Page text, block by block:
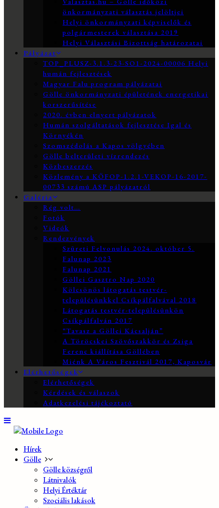
önkormányzati választás jelöltjei
Helyi önkormányzati képviselők és
polgármesterek választása 2019
Helyi Választási Bizottság határozatai
Pályázat
TOP_PLUSZ-3.1.3-23-SO1-2024-00006 Helyi
humán fejlesztések
Magyar Falu program pályázatai
Gölle önkormányzati épületének energetikai
korszerűsítése
2020. évben elnyert pályázatok
Humán szolgáltatások fejlesztése Igal és
Környékén
Szomszédolás a Kapos völgyében
Gölle belterületi vízrendezés
Közbeszerzés
Közlemény a KÖFOP-1.2.1-VEKOP-16-2017-
00733 számú ASP pályázatról
Galéria
Rég volt…
Fotók
Videók
Rendezvények
Szüreti Felvonulás 2024. október 5.
Falunap 2023
Falunap 2021
Göllei Gasztro Nap 2020
Kölcsönös látogatás testvér-
településünkkel Csíkpálfalvával 2018
Látogatás testvér-településünkön
Csíkpálfalván 2017
“Tavasz a Göllei Kácsalján”
A Töröcskei Szövőszakkör és Zsiga
Ferenc kiállítása Göllében
Miénk A Város Fesztivál 2017, Kaposvár
Elérhetőségek
Elérhetőségek
Kérdések és válaszok
Adatkezelési tájékoztató
Hírek
Gölle
Gölle községről
Látnivalók
Helyi Értéktár
Szociális lakások